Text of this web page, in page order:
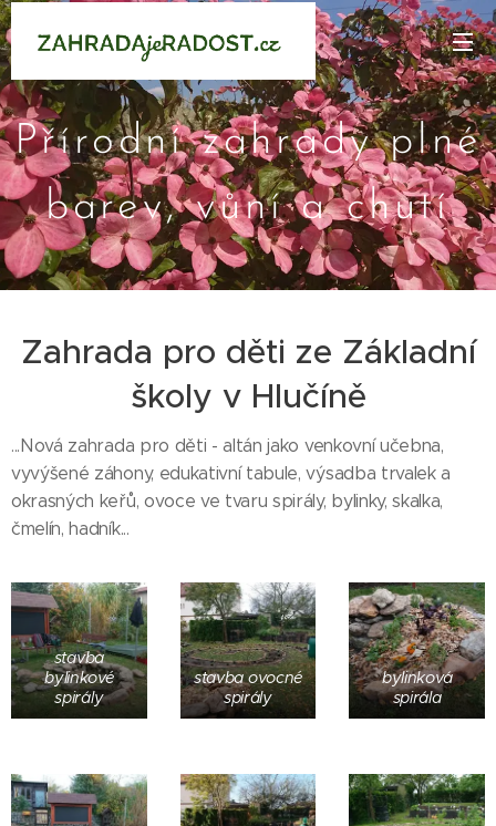
Přírodní zahrady plné
barev, vůní a chutí
Zahrada pro děti ze Základní
školy v Hlučíně
...Nová zahrada pro děti - altán jako venkovní učebna,
vyvýšené záhony, edukativní tabule, výsadba trvalek a
okrasných keřů, ovoce ve tvaru spirály, bylinky, skalka,
čmelín, hadník...
stavba
bylinkové
spirály
stavba ovocné
spirály
bylinková
spirála